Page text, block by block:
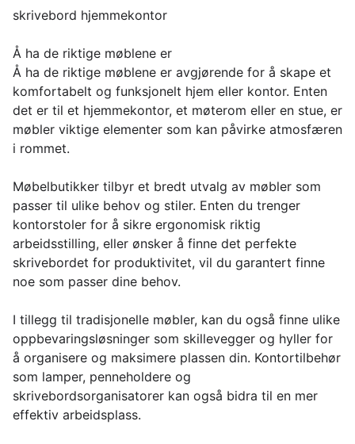
skrivebord hjemmekontor
Å ha de riktige møblene er
Å ha de riktige møblene er avgjørende for å skape et
komfortabelt og funksjonelt hjem eller kontor. Enten
det er til et hjemmekontor, et møterom eller en stue, er
møbler viktige elementer som kan påvirke atmosfæren
i rommet.
Møbelbutikker tilbyr et bredt utvalg av møbler som
passer til ulike behov og stiler. Enten du trenger
kontorstoler for å sikre ergonomisk riktig
arbeidsstilling, eller ønsker å finne det perfekte
skrivebordet for produktivitet, vil du garantert finne
noe som passer dine behov.
I tillegg til tradisjonelle møbler, kan du også finne ulike
oppbevaringsløsninger som skillevegger og hyller for
å organisere og maksimere plassen din. Kontortilbehør
som lamper, penneholdere og
skrivebordsorganisatorer kan også bidra til en mer
effektiv arbeidsplass.